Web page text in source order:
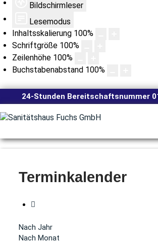
Bildschirmleser
Lesemodus
Inhaltsskalierung 100%
Schriftgröße 100%
Zeilenhöhe 100%
Buchstabenabstand 100%
24-Stunden Bereitschaftsnummer
Terminkalender
Nach Jahr
Nach Monat